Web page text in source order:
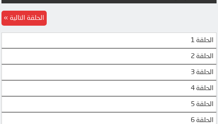
الحلقة 1
الحلقة 2
الحلقة 3
الحلقة 4
الحلقة 5
الحلقة 6
الحلقة التالية